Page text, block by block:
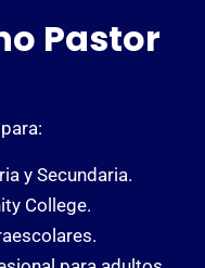
Pastor
y Secundaria.
College.